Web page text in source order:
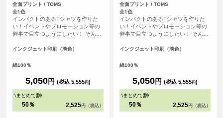
全面プリント / TOMS
全1色
インパクトのあるTシャツを作りた
い！イベントやプロモーション等の
催事で目立つようにしたい！ そんな
ントできるTシャツです。首元から袖
所にプリントを入れることができま
伸びにくく耐久性の高い、5.6オンス
生地のTシャツを使用。せっかくデザ
インした全面プリントも剥がれるこ
用しています。
インクジェット印刷（淡色）
綿100％
5,050円 (税込 5,555円)
\まとめて割/
50％ 2,525 円（税込）
全面プリント / TOMS
全1色
インパクトのあるTシャツを作りた
い！イベントやプロモーション等の
催事で目立つようにしたい！ そんな
ントできるTシャツです。首元から袖
所にプリントを入れることができま
伸びにくく耐久性の高い、5.6オンス
生地のTシャツを使用。せっかくデザ
インした全面プリントも剥がれるこ
用しています。
インクジェット印刷（淡色）
綿100％
5,050円 (税込 5,555円)
\まとめて割/
50％ 2,525 円（税込）